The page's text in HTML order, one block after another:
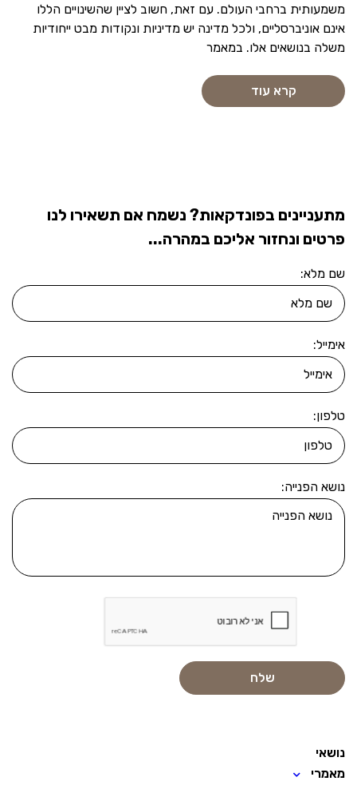
משמעותית ברחבי העולם. עם זאת, חשוב לציין שהשינויים הללו
אינם אוניברסליים, ולכל מדינה יש מדיניות ונקודות מבט ייחודיות
משלה בנושאים אלו. במאמר
קרא עוד
מתעניינים בפונדקאות? נשמח אם תשאירו לנו
פרטים ונחזור אליכם במהרה...
שם מלא:
אימייל:
טלפון:
נושא הפנייה:
נושאי
מאמרי